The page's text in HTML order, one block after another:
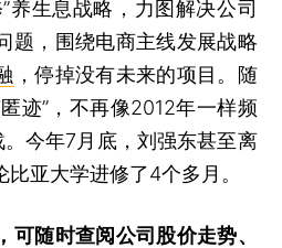
养生息战略，力图解决公司
题，围绕电商主线发展战略
，停掉没有未来的项目。随
迹”，不再像2012年一样频
。今年7月底，刘强东甚至离
比亚大学进修了4个多月。
，可随时查阅公司股价走势、